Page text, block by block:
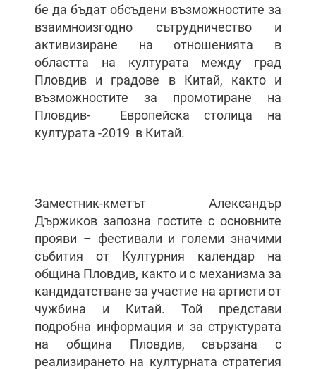
бе да бъдат обсъдени възможностите за
взаимноизгодно сътрудничество и
активизиране на отношенията в
областта на културата между град
Пловдив и градове в Китай, както и
възможностите за промотиране на
Пловдив- Европейска столица на
културата -2019 в Китай.
Заместник-кметът Александър
Държиков запозна гостите с основните
прояви – фестивали и големи значими
събития от Културния календар на
община Пловдив, както и с механизма за
кандидатстване за участие на артисти от
чужбина и Китай. Той представи
подробна информация и за структурата
на община Пловдив, свързана с
реализирането на културната стратегия